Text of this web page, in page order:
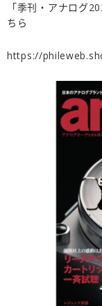
「季刊・アナログ
ちら
https://